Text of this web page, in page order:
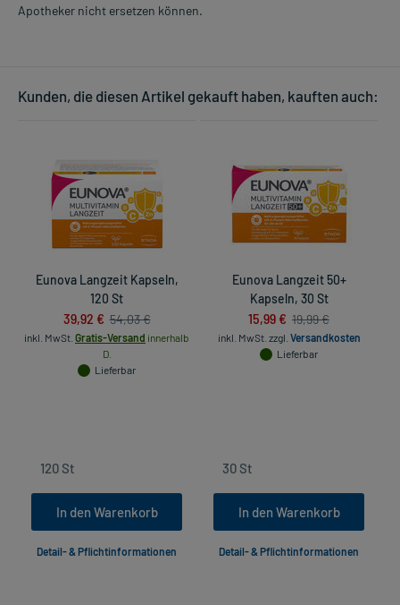
Apotheker nicht ersetzen können.
Kunden, die diesen Artikel gekauft haben, kauften auch:
Eunova Langzeit Kapseln,
120 St
39,92 € 54,03 €
inkl. MwSt. Gratis-Versand innerhalb
D.
Lieferbar
In den Warenkorb
Detail- & Pflichtinformationen
Eunova Langzeit 50+
Kapseln, 30 St
15,99 € 19,99 €
inkl. MwSt. zzgl. Versandkosten
Lieferbar
In den Warenkorb
Detail- & Pflichtinformationen